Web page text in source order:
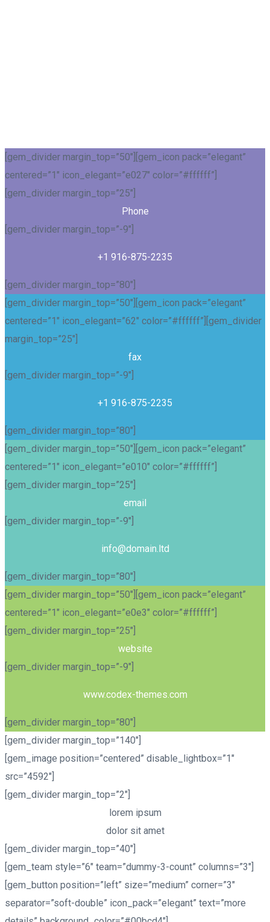
[gem_divider margin_top=”50″][gem_icon pack=”elegant”
centered=”1″ icon_elegant=”e027″ color=”#ffffff”]
[gem_divider margin_top=”25″]
Phone
[gem_divider margin_top=”-9″]
+1 916-875-2235
[gem_divider margin_top=”80″]
[gem_divider margin_top=”50″][gem_icon pack=”elegant”
centered=”1″ icon_elegant=”62″ color=”#ffffff”][gem_divider
margin_top=”25″]
fax
[gem_divider margin_top=”-9″]
+1 916-875-2235
[gem_divider margin_top=”80″]
[gem_divider margin_top=”50″][gem_icon pack=”elegant”
centered=”1″ icon_elegant=”e010″ color=”#ffffff”]
[gem_divider margin_top=”25″]
email
[gem_divider margin_top=”-9″]
info@domain.ltd
[gem_divider margin_top=”80″]
[gem_divider margin_top=”50″][gem_icon pack=”elegant”
centered=”1″ icon_elegant=”e0e3″ color=”#ffffff”]
[gem_divider margin_top=”25″]
website
[gem_divider margin_top=”-9″]
www.codex-themes.com
[gem_divider margin_top=”80″]
[gem_divider margin_top=”140″]
[gem_image position=”centered” disable_lightbox=”1″
src=”4592″]
[gem_divider margin_top=”2″]
lorem ipsum
dolor sit amet
[gem_divider margin_top=”40″]
[gem_team style=”6″ team=”dummy-3-count” columns=”3″]
[gem_button position=”left” size=”medium” corner=”3″
separator=”soft-double” icon_pack=”elegant” text=”more